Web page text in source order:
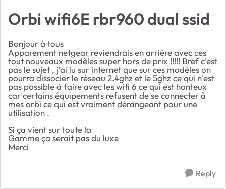
Orbi wifi6E rbr960 dual ssid
Bonjour à tous
Apparement netgear reviendrais en arrière avec ces
tout nouveaux modèles super hors de prix !!!!! Bref c’est
pas le sujet , j’ai lu sur internet que sur ces modèles on
pourra dissocier le réseau 2.4ghz et le 5ghz ce qui n’est
pas possible à faire avec les wifi 6 ce qui est honteux
car certains équipements refusent de se connecter à
mes orbi ce qui est vraiment dérangeant pour une
utilisation .
Si ça vient sur toute la
Gamme ça serait pas du luxe
Merci
Reply